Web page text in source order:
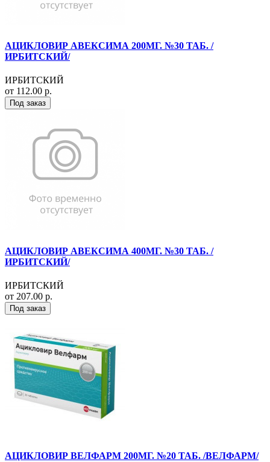
АЦИКЛОВИР АВЕКСИМА 200МГ. №30 ТАБ. /
ИРБИТСКИЙ/
ИРБИТСКИЙ
от 112.00 р.
Под заказ
АЦИКЛОВИР АВЕКСИМА 400МГ. №30 ТАБ. /
ИРБИТСКИЙ/
ИРБИТСКИЙ
от 207.00 р.
Под заказ
АЦИКЛОВИР ВЕЛФАРМ 200МГ. №20 ТАБ. /ВЕЛФАРМ/